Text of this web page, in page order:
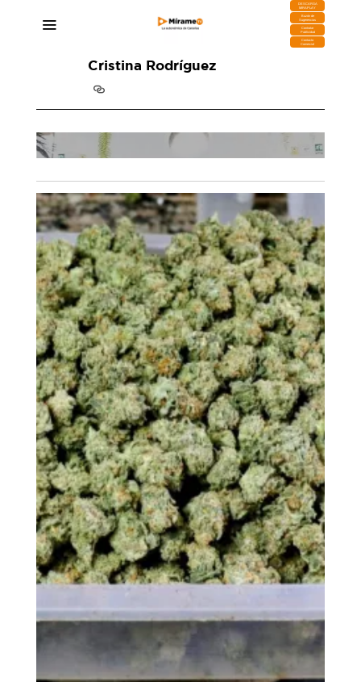
DESCARGA
MIRAPLAY
Buzón de
Sugerencias
Contratar
Publicidad
Contacto
Comercial
Cristina Rodríguez
El Hierro acogerá el XI Encuentro Internacional
de Agroenoturismo de Canarias
11/12/2025